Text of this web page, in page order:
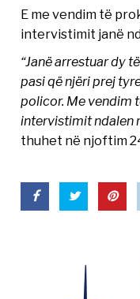
E me vendim të
intervistimit janë
“Janë arrestuar dy
pasi që njëri prej
policor. Me vendim
intervistimit ndalen
thuhet në njoftim